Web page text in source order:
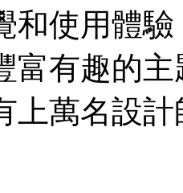
和使用體
富有趣的
上萬名設